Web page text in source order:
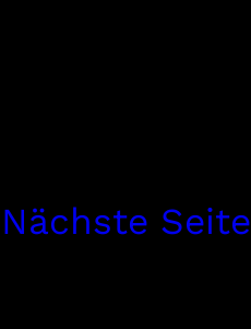
Nächste Seite